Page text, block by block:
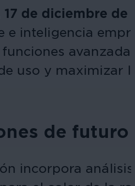
17 de diciembre de
e inteligencia
uso y maximizar
de futuro
incorpora